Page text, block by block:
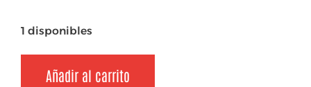
1 disponibles
Añadir al carrito